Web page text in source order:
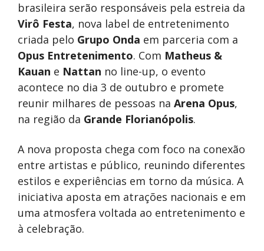
brasileira serão responsáveis pela estreia da
Virô Festa, nova label de entretenimento
criada pelo Grupo Onda em parceria com a
Opus Entretenimento. Com Matheus &
Kauan e Nattan no line-up, o evento
acontece no dia 3 de outubro e promete
reunir milhares de pessoas na Arena Opus,
na região da Grande Florianópolis.
A nova proposta chega com foco na conexão
entre artistas e público, reunindo diferentes
estilos e experiências em torno da música. A
iniciativa aposta em atrações nacionais e em
uma atmosfera voltada ao entretenimento e
à celebração.